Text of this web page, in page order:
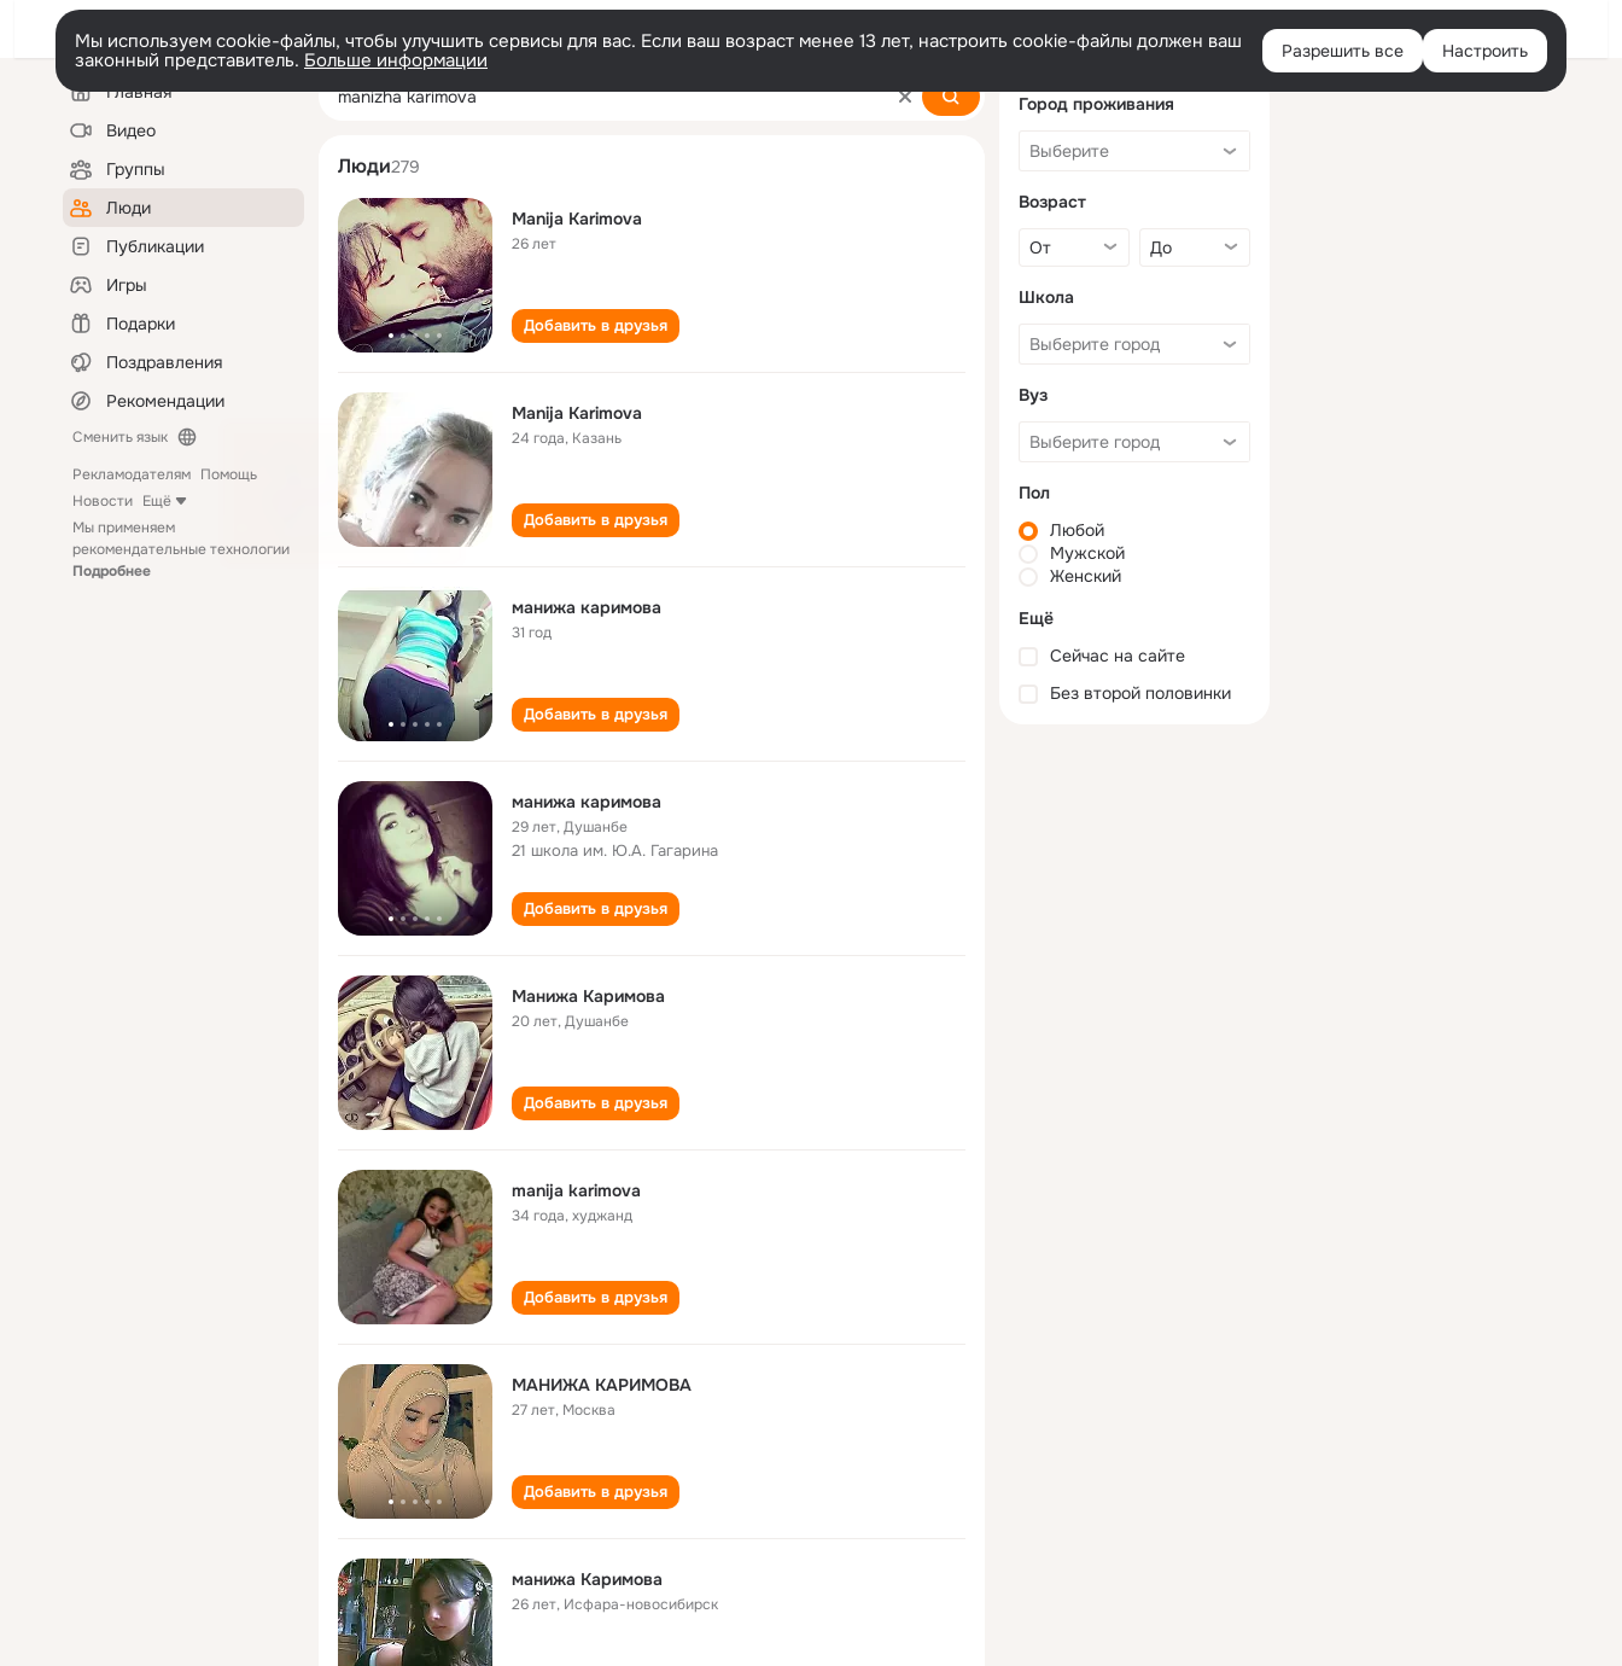
Войти
Мы используем cookie-файлы, чтобы улучшить сервисы для вас. Если ваш возраст менее 13 лет, настроить cookie-файлы должен ваш
законный представитель. Больше информации Разрешить все Настроить
Левая
колонкаГлавная
Видео
Группы
Люди
Публикации
Игры
Подарки
Поздравления
Рекомендации
Сменить язык
Рекламодателям Помощь
Новости Ещё
Мы применяем
рекомендательные технологии
Подробнее
manizha karimova
Люди279
Manija Karimova
26 лет
Добавить в друзья
Manija Karimova
24 года, Казань
Добавить в друзья
манижа каримова
31 год
Добавить в друзья
манижа каримова
29 лет,Душанбе
21 школа им. Ю.А. Гагарина
Добавить в друзья
Манижа Каримова
20 лет,Душанбе
Добавить в друзья
manija karimova
34 года,худжанд
Добавить в друзья
МАНИЖА КАРИМОВА
27 лет, Москва
Добавить в друзья
манижа Каримова
26 лет, Исфара-новосибирск
Город проживания
Возраст
Школа
Вуз
Пол
Любой
Мужской
Женский
Ещё
Сейчас на сайте
Без второй половинки